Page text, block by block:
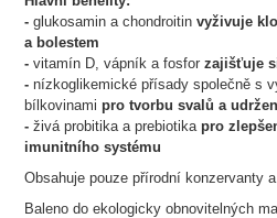
-glukosamin a chondroitin vyživuje
a bolestem
-vitamín D, vápník a fosfor zajišťuje
-nízkoglikemické přísady společně s
bílkovinamipro tvorbu svalů a
-živá probitika a prebiotikapro
imunitního systému
Obsahuje pouze přírodní konzervanty
Baleno do ekologicky obnovitelných